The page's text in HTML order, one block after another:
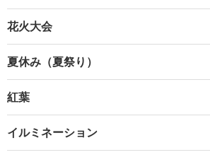
花火大会
夏休み（夏祭り）
紅葉
イルミネーション